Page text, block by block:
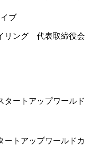
ブ
リング 代表取締役会
ートアップワールドカ